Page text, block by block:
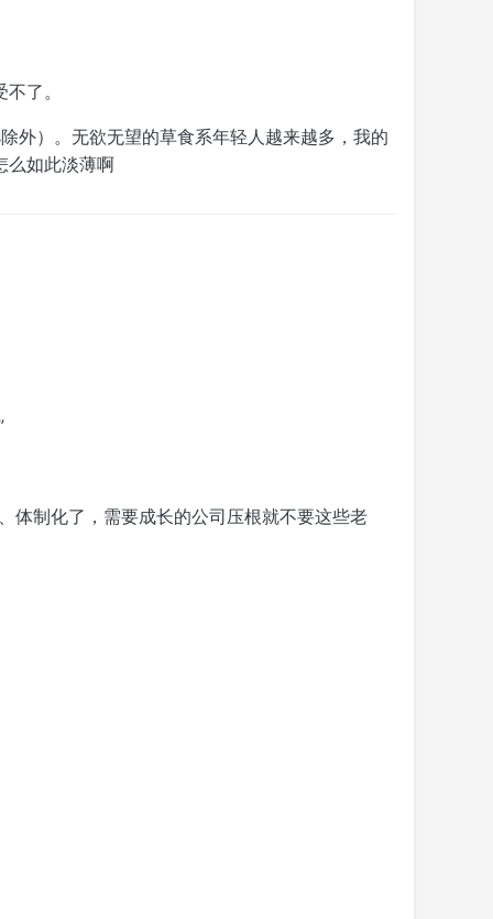
了。
外）。无欲无望的草食系年轻人越来越多，我的
么如此淡薄啊
体制化了，需要成长的公司压根就不要这些老